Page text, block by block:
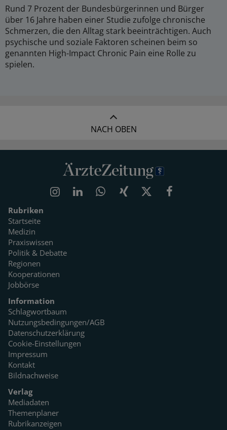
Rund 7 Prozent der Bundesbürgerinnen und Bürger
über 16 Jahre haben einer Studie zufolge chronische
Schmerzen, die den Alltag stark beeinträchtigen. Auch
psychische und soziale Faktoren scheinen beim so
genannten High-Impact Chronic Pain eine Rolle zu
spielen.
NACH OBEN
Rubriken
Startseite
Medizin
Praxiswissen
Politik & Debatte
Regionen
Kooperationen
Jobbörse
Information
Schlagwortbaum
Nutzungsbedingungen/AGB
Datenschutzerklärung
Cookie-Einstellungen
Impressum
Kontakt
Bildnachweise
Verlag
Mediadaten
Themenplaner
Rubrikanzeigen